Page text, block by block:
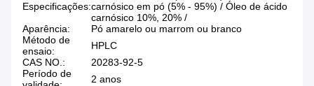
Especificações:carnósico em pó (5% - 95%) / Óleo de ácido
carnósico 10%, 20% /
Aparência:
Pó amarelo ou marrom ou branco
Método de
ensaio:
HPLC
CAS NO.:
20283-92-5
Período de
2 anos